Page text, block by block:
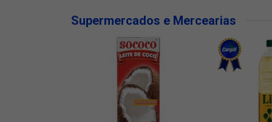
Supermercados e Mercearias